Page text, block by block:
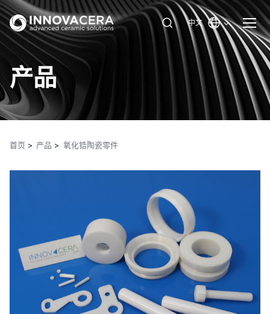
中文
产品
首页 产品 氧化锆陶瓷零件